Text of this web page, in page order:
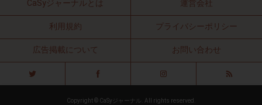
CaSyジャーナルとは 運営会社
利用規約 プライバシーポリシー
広告掲載について お問い合わせ
Copyright © CaSyジャーナル. All rights reserved.